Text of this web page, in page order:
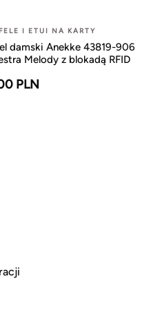
I ETUI NA KARTY
damski Anekke 43819-906
Melody z blokadą RFID
PLN